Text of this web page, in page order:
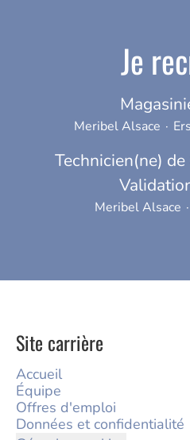
Je
Meribel Alsace ·
Technicien(ne)
Meribel Alsace ·
Site carrière
Accueil
Équipe
Offres d'emploi
Données et confidentialité